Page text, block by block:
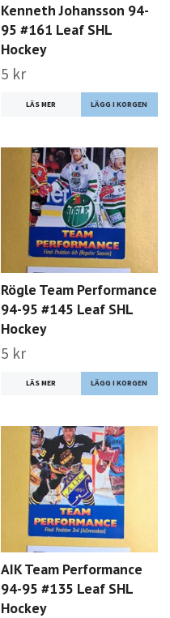
Kenneth Johansson 94-
95 #161 Leaf SHL
Hockey
5 kr
LÄS MER
Rögle Team Performance
94-95 #145 Leaf SHL
Hockey
5 kr
LÄS MER
AIK Team Performance
94-95 #135 Leaf SHL
Hockey